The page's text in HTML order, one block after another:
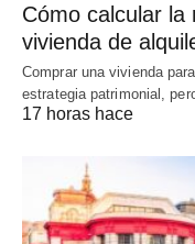
Cómo calcular la
vivienda de
Comprar una vivienda
estrategia patrimonial,
17 horas hace